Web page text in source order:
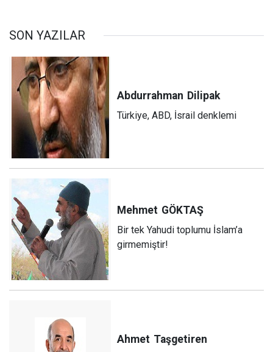
SON YAZILAR
Abdurrahman Dilipak
Türkiye, ABD, İsrail denklemi
Mehmet GÖKTAŞ
Bir tek Yahudi toplumu İslam’a
girmemiştir!
Ahmet Taşgetiren